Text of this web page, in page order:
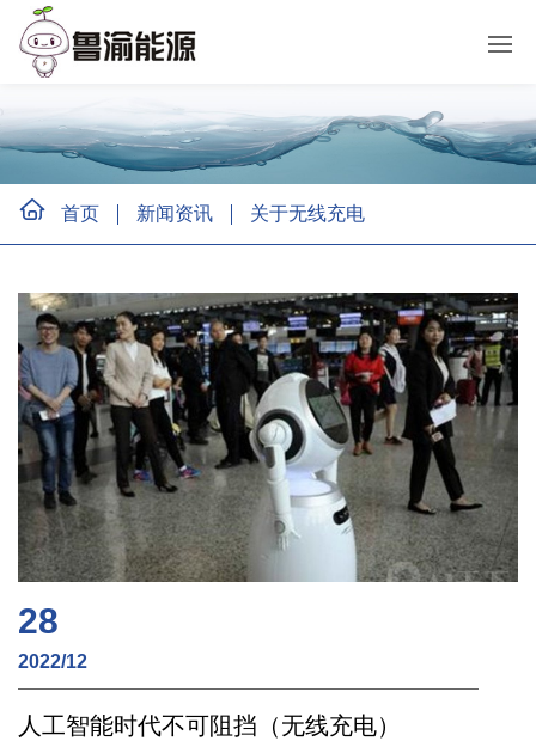
首页 新闻资讯 关于无线充电
28
2022/12
人工智能时代不可阻挡（无线充电）